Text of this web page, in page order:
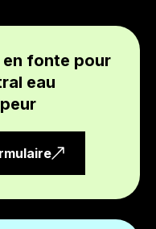
fonte pour
eau